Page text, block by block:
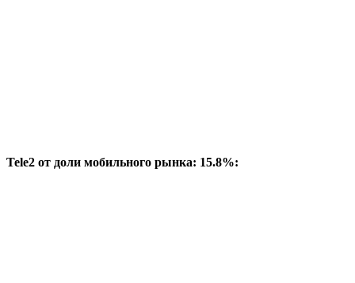
Tele2 от доли мобильного рынка: 15.8%: